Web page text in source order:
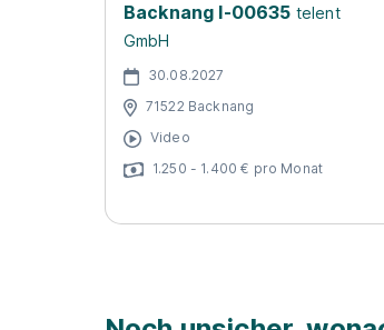
Backnang I-00635 telent
GmbH
30.08.2027
71522 Backnang
Video
1.250 - 1.400 € pro Monat